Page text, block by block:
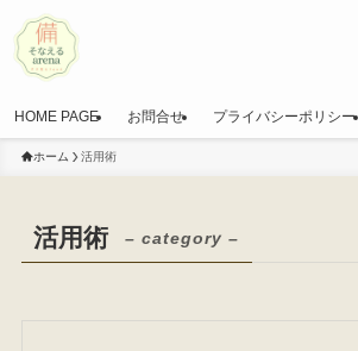
HOME PAGE お問合せ プライバシーポリシー
ホーム 活用術
活用術 – category –